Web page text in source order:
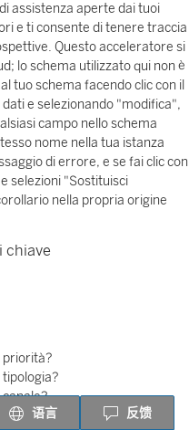
assistenza aperte dai tuoi
e ti consente di tenere traccia
Questo acceleratore si
lo schema utilizzato qui non è
tuo schema facendo clic con il
e selezionando "modifica",
campo nello schema
nome nella tua istanza
di errore, e se fai clic con
selezioni "Sostituisci
nella propria origine
chiave
priorità?
语言 反馈